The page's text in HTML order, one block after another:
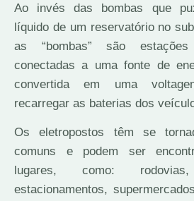
Ao invés das bombas que
líquido de um reservatório no
as “bombas” são
conectadas a uma fonte de
convertida em uma
recarregar as baterias dos
Os eletropostos têm se
comuns e podem ser
lugares, como:
estacionamentos,